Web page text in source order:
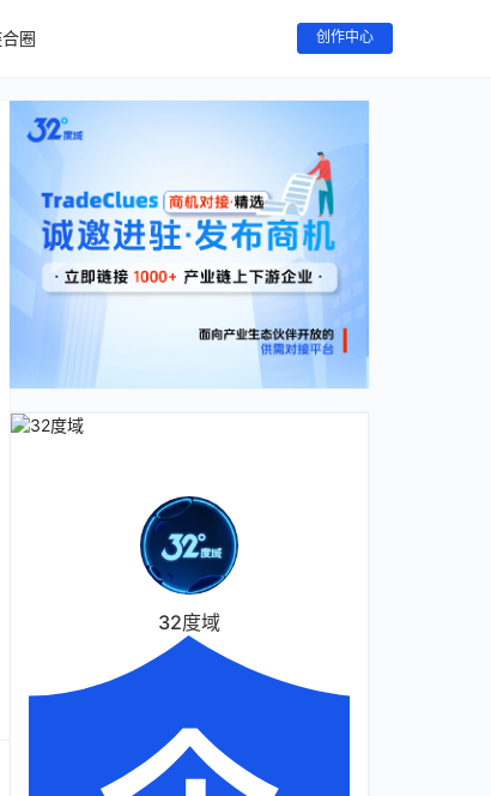
圈 创作中心
32度域